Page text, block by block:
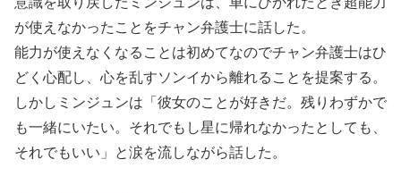
が使えなかったことをチャン弁護士に話した。
能力が使えなくなることは初めてなのでチャン弁護士はひ
どく心配し、心を乱すソンイから離れることを提案する。
しかしミンジュンは「彼女のことが好きだ。残りわずかで
も一緒にいたい。それでもし星に帰れなかったとしても、
それでもいい」と涙を流しながら話した。